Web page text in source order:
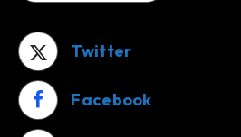
Twitter
Facebook